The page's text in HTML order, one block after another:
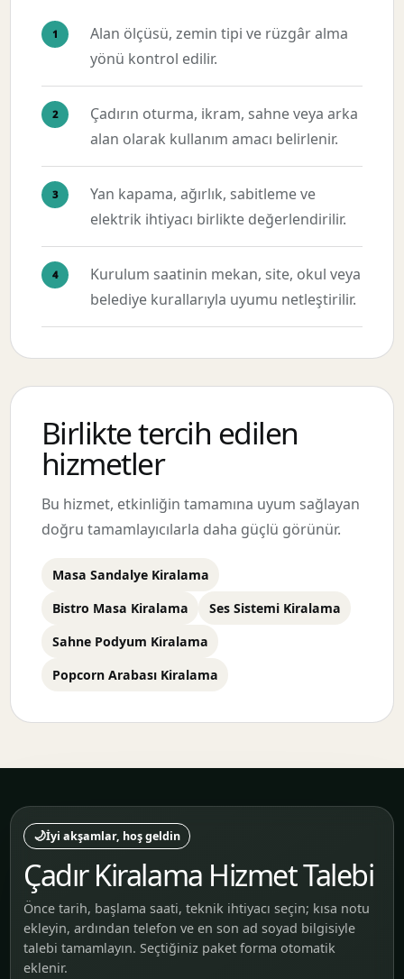
Alan ölçüsü, zemin tipi ve rüzgâr alma
yönü kontrol edilir.
Çadırın oturma, ikram, sahne veya arka
alan olarak kullanım amacı belirlenir.
Yan kapama, ağırlık, sabitleme ve
elektrik ihtiyacı birlikte değerlendirilir.
Kurulum saatinin mekan, site, okul veya
belediye kurallarıyla uyumu netleştirilir.
Birlikte tercih edilen
hizmetler
Bu hizmet, etkinliğin tamamına uyum sağlayan
doğru tamamlayıcılarla daha güçlü görünür.
Masa Sandalye Kiralama
Bistro Masa Kiralama
Ses Sistemi Kiralama
Sahne Podyum Kiralama
Popcorn Arabası Kiralama
🌙İyi akşamlar, hoş geldin
Çadır Kiralama Hizmet Talebi
Önce tarih, başlama saati, teknik ihtiyacı seçin; kısa notu
ekleyin, ardından telefon ve en son ad soyad bilgisiyle
talebi tamamlayın. Seçtiğiniz paket forma otomatik
eklenir.